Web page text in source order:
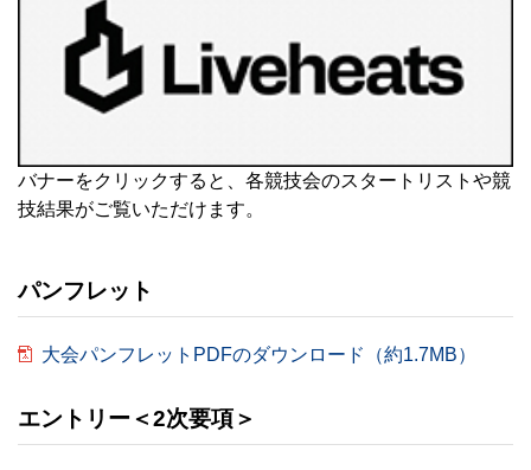
バナーをクリックすると、各競技会のスタートリストや競
技結果がご覧いただけます。
パンフレット
大会パンフレットPDFのダウンロード（約1.7MB）
エントリー＜2次要項＞